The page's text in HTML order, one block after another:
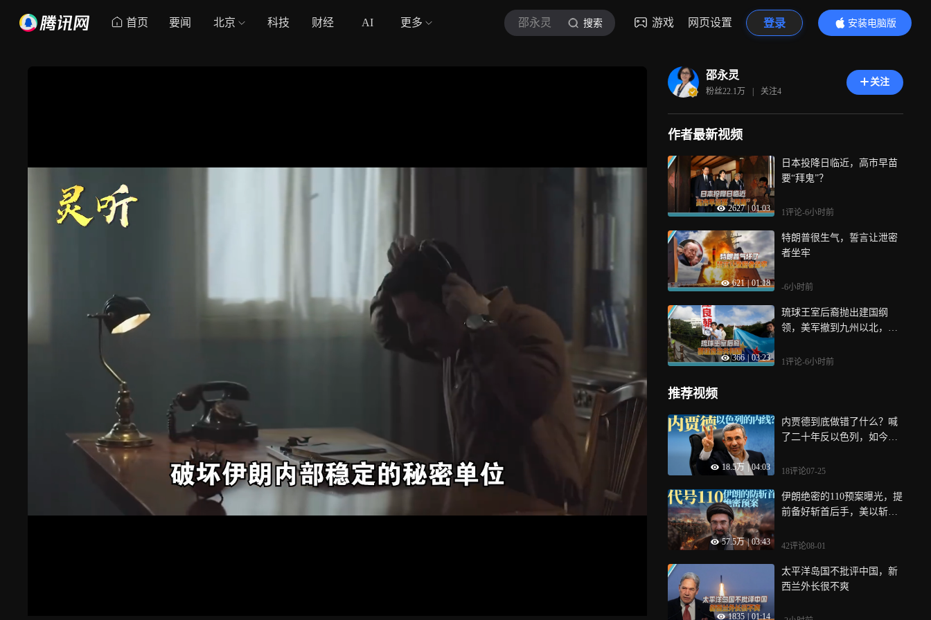
首页 要闻 北京 科技 财经 AI 更多 邵永灵 搜索 游戏 网页设置 登录
安装电脑版
内容更精彩
邵永灵
粉丝22.1万 | 关注4
关注
作者最新视频
2627 01:03
日本投降日临近，高市早苗
要“拜鬼”？
1评论-6小时前
621 | 01:18
特朗普很生气，誓言让泄密
者坐牢
-6小时前
366 03:23
琉球王室后裔抛出建国纲
领，美军撤到九州以北，琉
1评论-6小时前
推荐视频
18.5万 04:03
内贾德到底做错了什么？喊
了二十年反以色列，如今却
18评论07-25
57.5万 | 03:43
伊朗绝密的110预案曝光，提
前备好斩首后手，美以斩首
42评论08-01
1835 01:14
太平洋岛国不批评中国，新
西兰外长很不爽